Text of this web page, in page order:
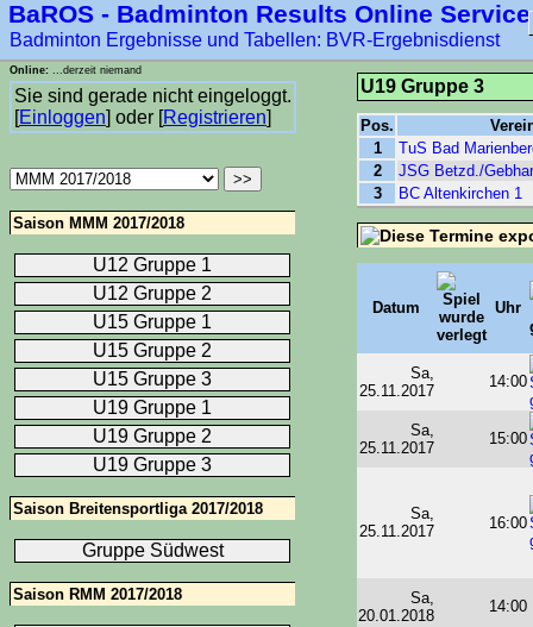
****-1
BaROS - Badminton Results Online Service
Badminton Ergebnisse und Tabellen: BVR-Ergebnisdienst
U19 Gruppe 3
Pos.
1
TuS Bad
2
JSG Betzd./
3
BC Altenkirchen 1
Datum Uhr
Sa,
25.11.2017
14:00
Sa,
25.11.2017
15:00
Sa,
25.11.2017
16:00
Sa,
20.01.2018
14:00
Saison MMM 2017/2018
U12 Gruppe 1
U12 Gruppe 2
U15 Gruppe 1
U15 Gruppe 2
U15 Gruppe 3
U19 Gruppe 1
U19 Gruppe 2
U19 Gruppe 3
Saison Breitensportliga 2017/2018
Gruppe Südwest
Saison RMM 2017/2018
Online: ...derzeit niemand
Sie sind gerade nicht eingeloggt.
[Einloggen] oder [Registrieren]